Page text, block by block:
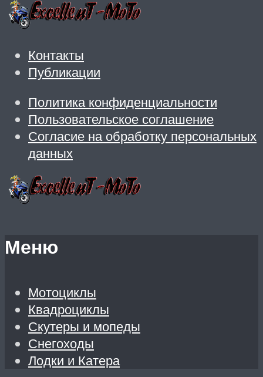
Контакты
Публикации
Политика конфиденциальности
Пользовательское соглашение
Согласие на обработку персональных
данных
Меню
Мотоциклы
Квадроциклы
Скутеры и мопеды
Снегоходы
Лодки и Катера